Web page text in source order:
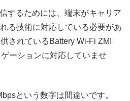
するためには、端末がキャリア
る技術に対応している必要があ
されているBattery Wi-Fi ZMI
ーションに対応していませ
という数字は間違いです。